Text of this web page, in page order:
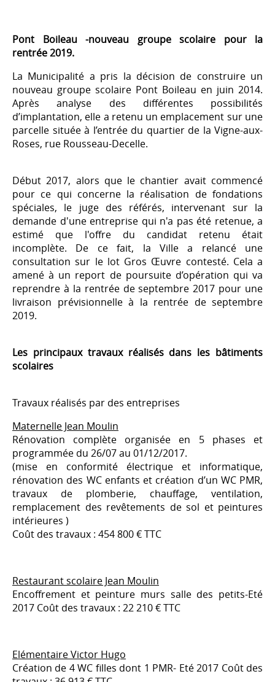
Pont Boileau -nouveau groupe scolaire pour la
rentrée 2019.
La Municipalité a pris la décision de construire un
nouveau groupe scolaire Pont Boileau en juin 2014.
Après analyse des différentes possibilités
d’implantation, elle a retenu un emplacement sur une
parcelle située à l’entrée du quartier de la Vigne-aux-
Roses, rue Rousseau-Decelle.
Début 2017, alors que le chantier avait commencé
pour ce qui concerne la réalisation de fondations
spéciales, le juge des référés, intervenant sur la
demande d'une entreprise qui n'a pas été retenue, a
estimé que l'offre du candidat retenu était
incomplète. De ce fait, la Ville a relancé une
consultation sur le lot Gros Œuvre contesté. Cela a
amené à un report de poursuite d’opération qui va
reprendre à la rentrée de septembre 2017 pour une
livraison prévisionnelle à la rentrée de septembre
2019.
Les principaux travaux réalisés dans les bâtiments
scolaires
Travaux réalisés par des entreprises
Maternelle Jean Moulin
Rénovation complète organisée en 5 phases et
programmée du 26/07 au 01/12/2017.
(mise en conformité électrique et informatique,
rénovation des WC enfants et création d’un WC PMR,
travaux de plomberie, chauffage, ventilation,
remplacement des revêtements de sol et peintures
intérieures )
Coût des travaux : 454 800 € TTC
Restaurant scolaire Jean Moulin
Encoffrement et peinture murs salle des petits-Eté
2017 Coût des travaux : 22 210 € TTC
Elémentaire Victor Hugo
Création de 4 WC filles dont 1 PMR- Eté 2017 Coût des